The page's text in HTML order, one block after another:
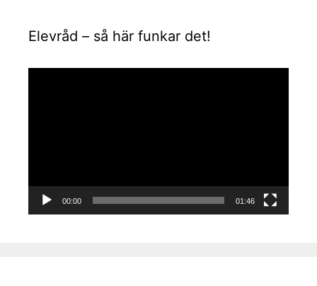
Elevråd – så här funkar det!
00:00 01:46